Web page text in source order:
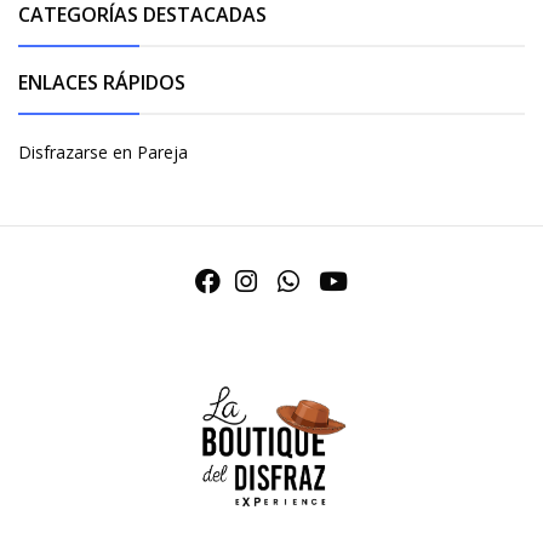
CATEGORÍAS DESTACADAS
ENLACES RÁPIDOS
Disfrazarse en Pareja